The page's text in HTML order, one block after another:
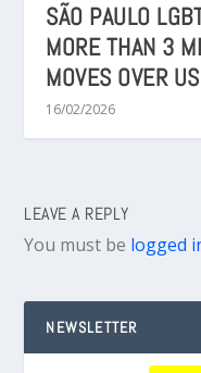
SÃO PAULO
MORE THAN 3
MOVES OVER
16/02/2026
LEAVE A REPLY
You must be logged
NEWSLETTER